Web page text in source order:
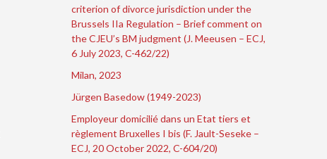
criterion of divorce jurisdiction under the
Brussels IIa Regulation – Brief comment on
the CJEU’s BM judgment (J. Meeusen – ECJ,
6 July 2023, C-462/22)
Milan, 2023
Jürgen Basedow (1949-2023)
Employeur domicilié dans un Etat tiers et
règlement Bruxelles I bis (F. Jault-Seseke –
ECJ, 20 October 2022, C-604/20)